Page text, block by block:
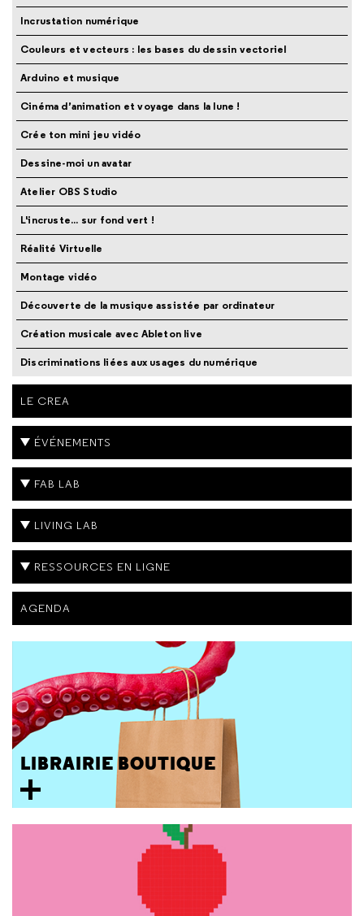
Incrustation numérique
Couleurs et vecteurs : les bases du dessin vectoriel
Arduino et musique
Cinéma d’animation et voyage dans la lune !
Crée ton mini jeu vidéo
Dessine-moi un avatar
Atelier OBS Studio
L'incruste... sur fond vert !
Réalité Virtuelle
Montage vidéo
Découverte de la musique assistée par ordinateur
Création musicale avec Ableton live
Discriminations liées aux usages du numérique
LE CREA
ÉVÉNEMENTS
FAB LAB
LIVING LAB
RESSOURCES EN LIGNE
AGENDA
LIBRAIRIE BOUTIQUE